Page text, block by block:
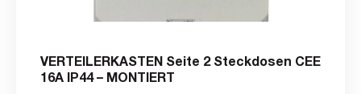
VERTEILERKASTEN Seite 2 Steckdosen CEE
16A IP44 – MONTIERT